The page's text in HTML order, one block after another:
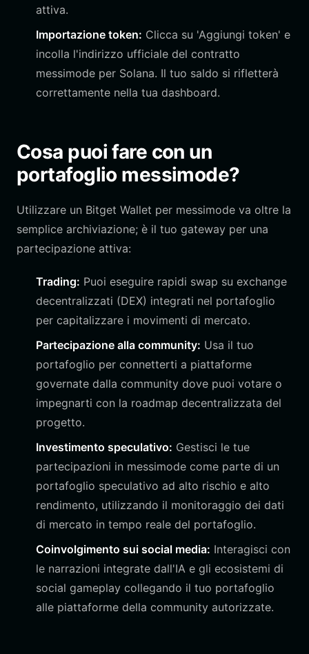
attiva.
Importazione token: Clicca su 'Aggiungi token' e
incolla l'indirizzo ufficiale del contratto
messimode per Solana. Il tuo saldo si rifletterà
correttamente nella tua dashboard.
Cosa puoi fare con un
portafoglio messimode?
Utilizzare un Bitget Wallet per messimode va oltre la
semplice archiviazione; è il tuo gateway per una
partecipazione attiva:
Trading: Puoi eseguire rapidi swap su exchange
decentralizzati (DEX) integrati nel portafoglio
per capitalizzare i movimenti di mercato.
Partecipazione alla community: Usa il tuo
portafoglio per connetterti a piattaforme
governate dalla community dove puoi votare o
impegnarti con la roadmap decentralizzata del
progetto.
Investimento speculativo: Gestisci le tue
partecipazioni in messimode come parte di un
portafoglio speculativo ad alto rischio e alto
rendimento, utilizzando il monitoraggio dei dati
di mercato in tempo reale del portafoglio.
Coinvolgimento sui social media: Interagisci con
le narrazioni integrate dall'IA e gli ecosistemi di
social gameplay collegando il tuo portafoglio
alle piattaforme della community autorizzate.